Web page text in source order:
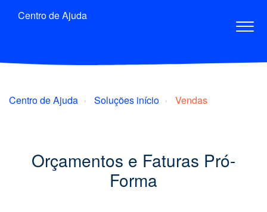
Centro de Ajuda
Centro de Ajuda Soluções início Vendas
Orçamentos e Faturas Pró-
Forma